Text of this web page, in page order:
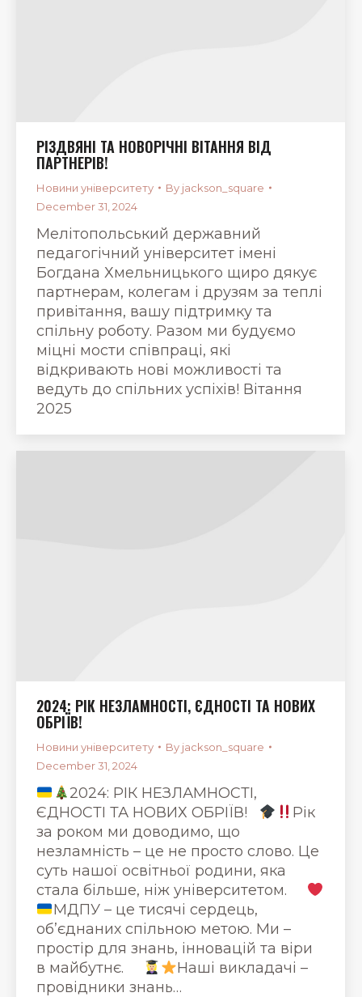
РІЗДВЯНІ ТА НОВОРІЧНІ ВІТАННЯ ВІД
ПАРТНЕРІВ!
Новини університету By jackson_square
December 31, 2024
Мелітопольський державний
педагогічний університет імені
Богдана Хмельницького щиро дякує
партнерам, колегам і друзям за теплі
привітання, вашу підтримку та
спільну роботу. Разом ми будуємо
міцні мости співпраці, які
відкривають нові можливості та
ведуть до спільних успіхів! Вітання
2025
2024: РІК НЕЗЛАМНОСТІ, ЄДНОСТІ ТА НОВИХ
ОБРІЇВ!
Новини університету By jackson_square
December 31, 2024
2024: РІК НЕЗЛАМНОСТІ,
ЄДНОСТІ ТА НОВИХ ОБРІЇВ!
Рік
за роком ми доводимо, що
незламність – це не просто слово. Це
суть нашої освітньої родини, яка
стала більше, ніж університетом.
МДПУ – це тисячі сердець,
об’єднаних спільною метою. Ми –
простір для знань, інновацій та віри
в майбутнє.
Наші викладачі –
провідники знань…